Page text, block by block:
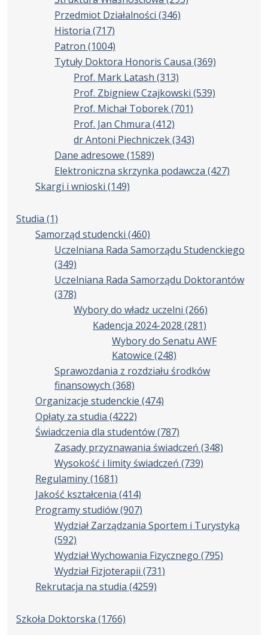
Przedmiot Działalności (346)
Historia (717)
Patron (1004)
Tytuły Doktora Honoris Causa (369)
Prof. Mark Latash (313)
Prof. Zbigniew Czajkowski (539)
Prof. Michał Toborek(701)
Prof. Jan Chmura (412)
dr Antoni Piechniczek(343)
Dane adresowe (1589)
Elektroniczna skrzynka podawcza (427)
Skargi i wnioski (149)
Studia (1)
Samorząd studencki (460)
Uczelniana Rada Samorządu Studenckiego
(349)
Uczelniana Rada Samorządu Doktorantów
(378)
Wybory do władz uczelni (266)
Kadencja 2024-2028 (281)
Wybory do Senatu AWF
Katowice (248)
Sprawozdania z rozdziału środków
finansowych (368)
Organizacje studenckie (474)
Opłaty za studia (4222)
Świadczenia dla studentów(787)
Zasady przyznawania świadczeń (348)
Wysokość i limity świadczeń (739)
Regulaminy(1681)
Jakość kształcenia (414)
Programy studiów(907)
Wydział Zarządzania Sportem i Turystyką
(592)
Wydział Wychowania Fizycznego (795)
Wydział Fizjoterapii (731)
Rekrutacja na studia (4259)
Szkoła Doktorska (1766)